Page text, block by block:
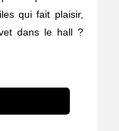
qui fait plaisir,
dans le hall ?